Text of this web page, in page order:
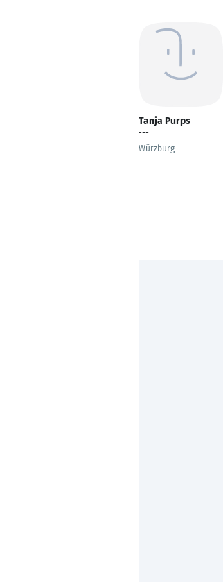
Tanja Purps
---
Würzburg